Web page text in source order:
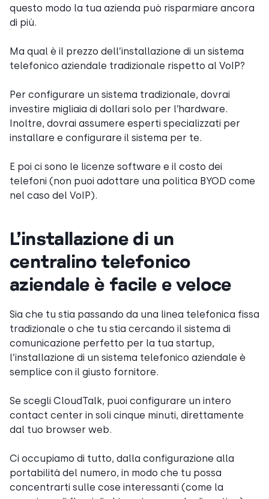
questo modo la tua azienda può risparmiare ancora
di più.
Ma qual è il prezzo dell’installazione di un sistema
telefonico aziendale tradizionale rispetto al VoIP?
Per configurare un sistema tradizionale, dovrai
investire migliaia di dollari solo per l’hardware.
Inoltre, dovrai assumere esperti specializzati per
installare e configurare il sistema per te.
E poi ci sono le licenze software e il costo dei
telefoni (non puoi adottare una politica BYOD come
nel caso del VoIP).
L’installazione di un
centralino telefonico
aziendale è facile e veloce
Sia che tu stia passando da una linea telefonica fissa
tradizionale o che tu stia cercando il sistema di
comunicazione perfetto per la tua startup,
l’installazione di un sistema telefonico aziendale è
semplice con il giusto fornitore.
Se scegli CloudTalk, puoi configurare un intero
contact center in soli cinque minuti, direttamente
dal tuo browser web.
Ci occupiamo di tutto, dalla configurazione alla
portabilità del numero, in modo che tu possa
concentrarti sulle cose interessanti (come la